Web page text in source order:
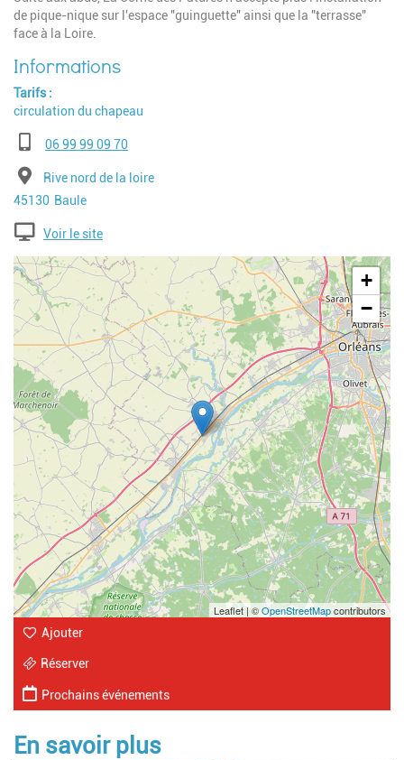
de pique-nique sur l'espace "guinguette" ainsi que la "terrasse"
face à la Loire.
Tarifs
circulation du chapeau
Téléphone06 99 99 09 70
AdresseRive nord de la loire
Code postal
45130 Ville
Baule
Voir le site
Geolocalisation
+
−
Leaflet | ©OpenStreetMapcontributors
Ajouter
Réserver
Prochains événements
En savoir plus